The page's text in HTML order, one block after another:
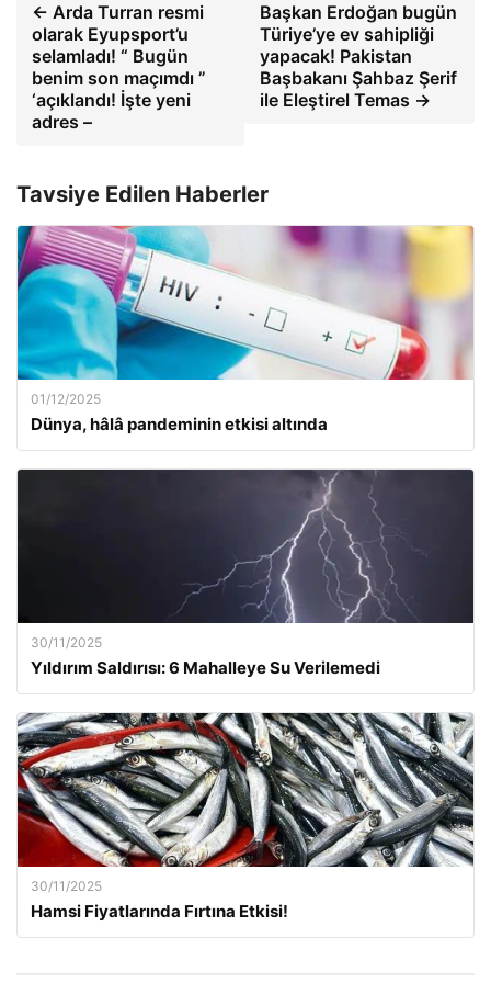
← Arda Turran resmi
olarak Eyupsport’u
selamladı! “ Bugün
benim son maçımdı ”
‘açıklandı! İşte yeni
adres –
Başkan Erdoğan bugün
Türiye’ye ev sahipliği
yapacak! Pakistan
Başbakanı Şahbaz Şerif
ile Eleştirel Temas →
Tavsiye Edilen Haberler
01/12/2025
Dünya, hâlâ pandeminin etkisi altında
30/11/2025
Yıldırım Saldırısı: 6 Mahalleye Su Verilemedi
30/11/2025
Hamsi Fiyatlarında Fırtına Etkisi!